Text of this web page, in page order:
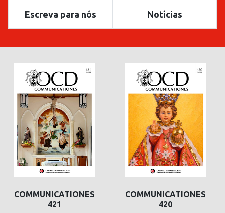
Escreva para nós Notícias
COMMUNICATIONES
420
COMMUNICATIONES
419